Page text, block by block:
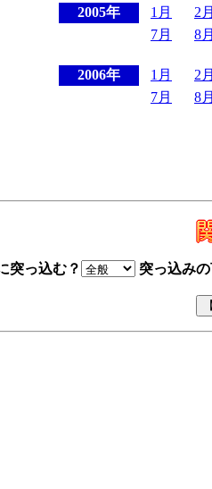
2005年 1月
2
7月
8
2006年 1月
2
7月
8
突っ込む？ 突っ込み